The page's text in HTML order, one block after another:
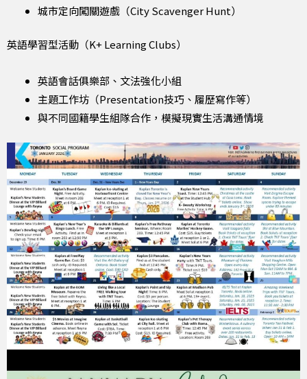
城市定向闖關遊戲（City Scavenger Hunt）
英語學習型活動（K+ Learning Clubs）
英語會話俱樂部、文法強化小組
主題工作坊（Presentation技巧、履歷寫作等）
與不同國籍學生組隊合作，模擬現實生活溝通情境